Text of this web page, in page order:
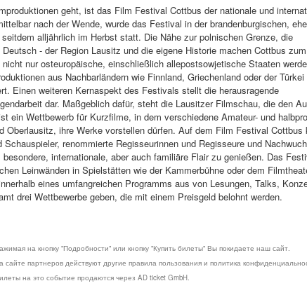
geht, ist das Film Festival Cottbus der nationale und
nach der Wende, wurde das Festival in der brandenburgischen,
alljährlich im Herbst statt. Die Nähe zur polnischen Grenze, die
- der Region Lausitz und die eigene Historie machen Cottbus
nur osteuropäische, einschließlich allepostsowjetische Staaten
aus Nachbarländern wie Finnland, Griechenland oder der Türkei
Einen weiteren Kernaspekt des Festivals stellt die herausragende
dar. Maßgeblich dafür, steht die Lausitzer Filmschau, die den
ein Wettbewerb für Kurzfilme, in dem verschiedene Amateur- und
Oberlausitz, ihre Werke vorstellen dürfen. Auf dem Film Festival Cottbus
renommierte Regisseurinnen und Regisseure und
internationale, aber auch familiäre Flair zu genießen. Das
Leinwänden in Spielstätten wie der Kammerbühne oder dem
eines umfangreichen Programms aus von Lesungen, Talks,
drei Wettbewerbe geben, die mit einem Preisgeld belohnt werden.
на кнопку "Подробности" или кнопку "Купить билеты" Вы покидаете наш сайт.
сайте партнеров действуют другие правила пользования и политика
на это событие продаются через AD ticket GmbH.